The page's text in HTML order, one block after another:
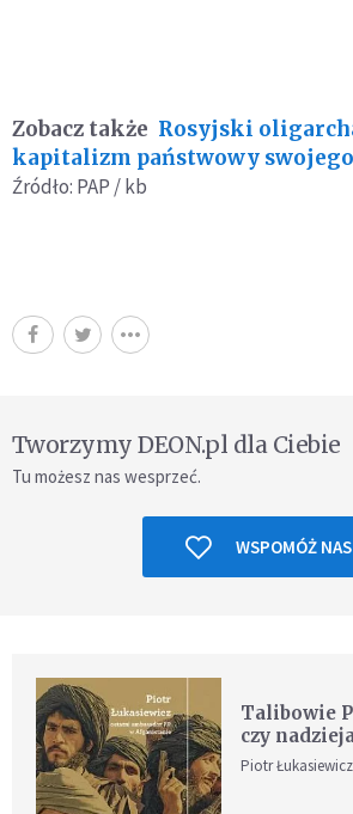
Zobacz także Rosyjski
kapitalizm państwowy
Źródło: PAP / kb
Tworzymy DEON.pl dla Ciebie
Tu możesz nas wesprzeć.
WSPOMÓŻ NAS
Talibowie
czy
Piotr Łukasiewicz